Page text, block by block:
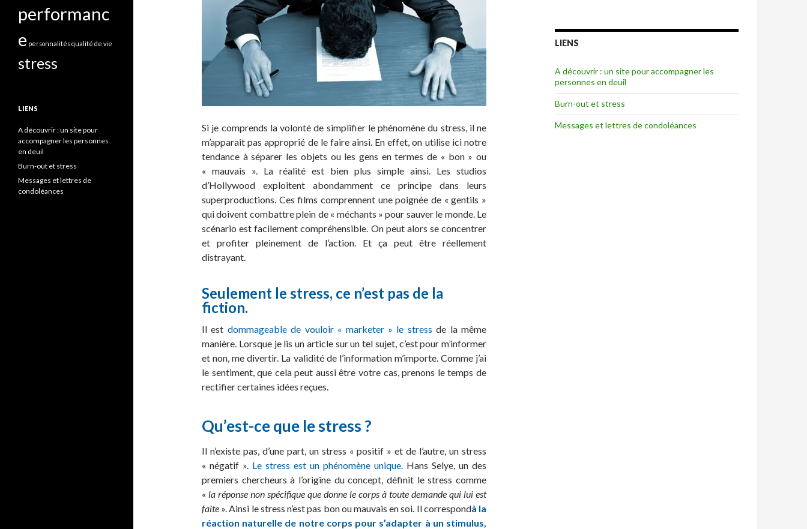
Si je comprends la volonté de simplifier le phénomène du stress, il ne
m’apparait pas approprié de le faire ainsi. En effet, on utilise ici notre
tendance à séparer les objets ou les gens en termes de « bon » ou
« mauvais ». La réalité est bien plus simple ainsi. Les studios
d’Hollywood exploitent abondamment ce principe dans leurs
superproductions. Ces films comprennent une poignée de « gentils »
qui doivent combattre plein de « méchants » pour sauver le monde. Le
scénario est facilement compréhensible. On peut alors se concentrer
et profiter pleinement de l’action. Et ça peut être réellement
distrayant.
Seulement le stress, ce n’est pas de la
fiction.
Il est dommageable de vouloir « marketer » le stress de la même
manière. Lorsque je lis un article sur un tel sujet, c’est pour m’informer
et non, me divertir. La validité de l’information m’importe. Comme j’ai
le sentiment, que cela peut aussi être votre cas, prenons le temps de
rectifier certaines idées reçues.
Qu’est-ce que le stress ?
Il n’existe pas, d’une part, un stress « positif » et de l’autre, un stress
« négatif ». Le stress est un phénomène unique. Hans Selye, un des
premiers chercheurs à l’origine du concept, définit le stress comme
« la réponse non spécifique que donne le corps à toute demande qui lui est
faite ». Ainsi le stress n’est pas bon ou mauvais en soi. Il correspondà la
réaction naturelle de notre corps pour s’adapter à un stimulus,
LIENS
A découvrir : un site pour accompagner les
personnes en deuil
Burn-out et stress
Messages et lettres de condoléances
performanc
e personnalitésqualité de vie
stress
LIENS
A découvrir : un site pour
accompagner les personnes
en deuil
Burn-out et stress
Messages et lettres de
condoléances